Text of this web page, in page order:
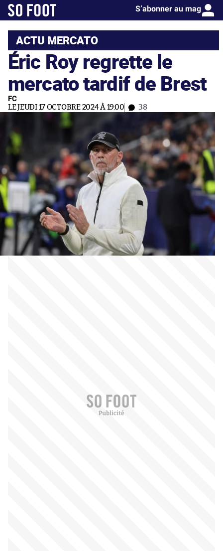
S’abonner au mag
ACTU MERCATO
Éric Roy regrette le
mercato tardif de Brest
FC
LE JEUDI 17 OCTOBRE 2024 À 19:00 38